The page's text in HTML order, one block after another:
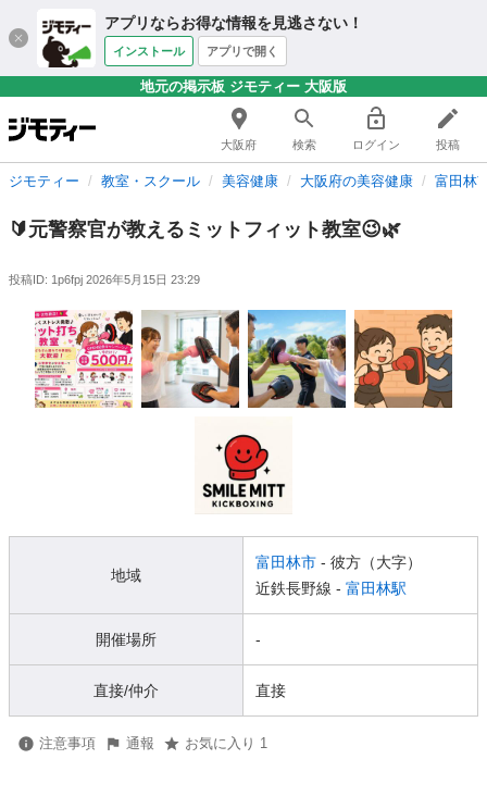
アプリならお得な情報を見逃さない！
インストール アプリで開く
地元の掲示板 ジモティー 大阪版
大阪府 検索 ログイン 投稿
ジモティー 教室・スクール 美容健康 大阪府の美容健康 富田林
🔰元警察官が教えるミットフィット教室😉🌿
投稿ID: 1p6fpj 2026年5月15日 23:29
地域
富田林市 - 彼方（大字）
近鉄長野線 - 富田林駅
開催場所 -
直接/仲介 直接
注意事項 通報 お気に入り 1